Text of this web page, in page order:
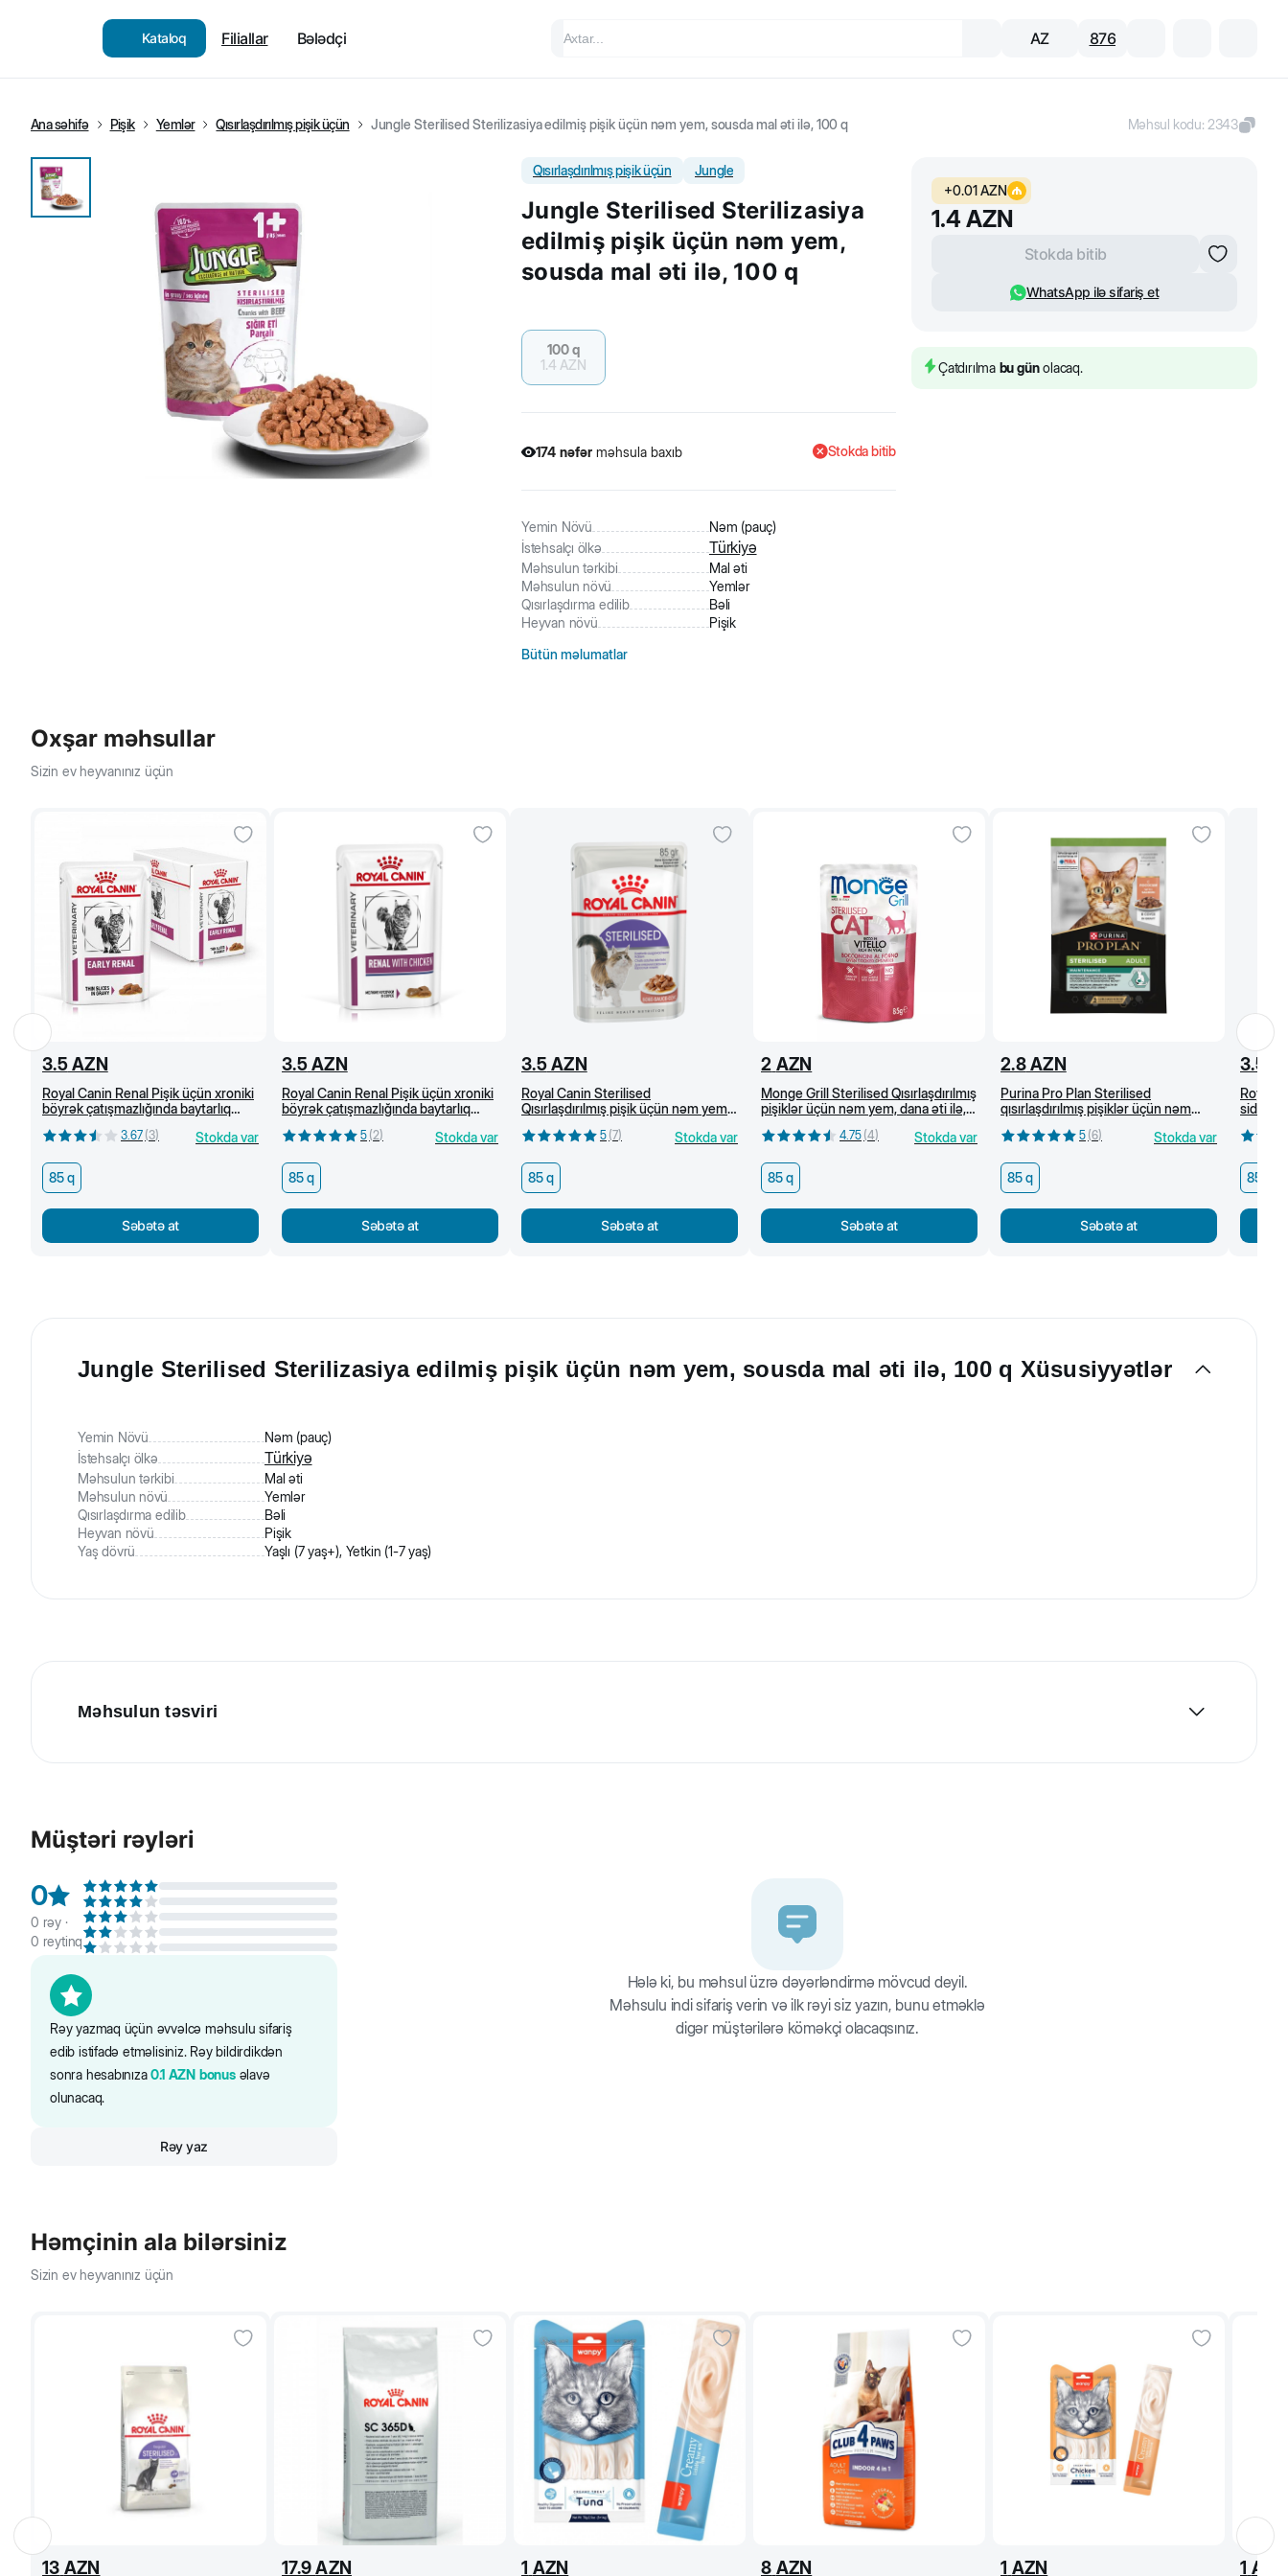
Kataloq Filiallar Bələdçi AZ 876
Ana səhifə Pişik Yemlər Qısırlaşdırılmış pişik üçün Jungle Sterilised Sterilizasiya edilmiş pişik üçün nəm yem, sousda mal əti ilə, 100 q Məhsul kodu: 2343
Qısırlaşdırılmış pişik üçün Jungle
Jungle Sterilised Sterilizasiya
edilmiş pişik üçün nəm yem,
sousda mal əti ilə, 100 q
174 nəfər məhsula baxıb
Stokda bitib
100 q
1.4 AZN
Yemin Növü
Nəm (pauç)
İstehsalçı ölkə
Türkiyə
Məhsulun tərkibi
Mal əti
Məhsulun növü
Yemlər
Qısırlaşdırma edilib
Bəli
Heyvan növü
Pişik
Bütün məlumatlar
+0.01AZN
1.4 AZN
Stokda bitib
WhatsApp ilə sifariş et
Çatdırılma bu günolacaq.
Oxşar məhsullar
Sizin ev heyvanınız üçün
3.5 AZN
Royal Canin Renal Pişik üçün xroniki
böyrək çatışmazlığında baytarlıq
3.67 (3) Stokda var
85 q
Səbətə at
3.5 AZN
Royal Canin Renal Pişik üçün xroniki
böyrək çatışmazlığında baytarlıq
5 (2) Stokda var
85 q
Səbətə at
3.5 AZN
Royal Canin Sterilised
Qısırlaşdırılmış pişik üçün nəm yem
5 (7) Stokda var
85 q
Səbətə at
2 AZN
Monge Grill Sterilised Qısırlaşdırılmış
pişiklər üçün nəm yem, dana əti ilə,
4.75 (4) Stokda var
85 q
Səbətə at
2.8 AZN
Purina Pro Plan Sterilised
qısırlaşdırılmış pişiklər üçün nəm
5 (6) Stokda var
85 q
Səbətə at
3.5
Royal
sidik-
85 q
Jungle Sterilised Sterilizasiya edilmiş pişik üçün nəm yem, sousda mal əti ilə, 100 q Xüsusiyyətlər
Yemin Növü
Nəm (pauç)
İstehsalçı ölkə
Türkiyə
Məhsulun tərkibi
Mal əti
Məhsulun növü
Yemlər
Qısırlaşdırma edilib
Bəli
Heyvan növü
Pişik
Yaş dövrü
Yaşlı (7 yaş+), Yetkin (1-7 yaş)
Məhsulun təsviri
Müştəri rəyləri
0
0 rəy ·
0 reytinq
Rəy yazmaq üçün əvvəlcə məhsulu sifariş
edib istifadə etməlisiniz. Rəy bildirdikdən
sonra hesabınıza0.1 AZN bonusəlavə
olunacaq.
Rəy yaz
Hələ ki, bu məhsul üzrə dəyərləndirmə mövcud deyil.
Məhsulu indi sifariş verin və ilk rəyi siz yazın, bunu etməklə
digər müştərilərə köməkçi olacaqsınız.
Həmçinin ala bilərsiniz
Sizin ev heyvanınız üçün
13 AZN 17.9 AZN 1 AZN 8 AZN 1 AZN 1 AZN